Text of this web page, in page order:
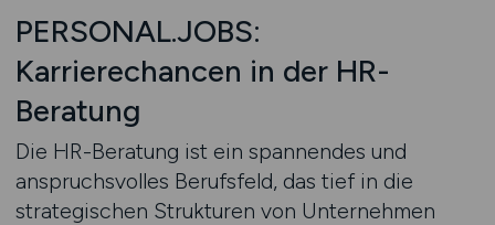
PERSONAL.JOBS:
Karrierechancen in der HR-
Beratung
Die HR-Beratung ist ein spannendes und
anspruchsvolles Berufsfeld, das tief in die
strategischen Strukturen von Unternehmen